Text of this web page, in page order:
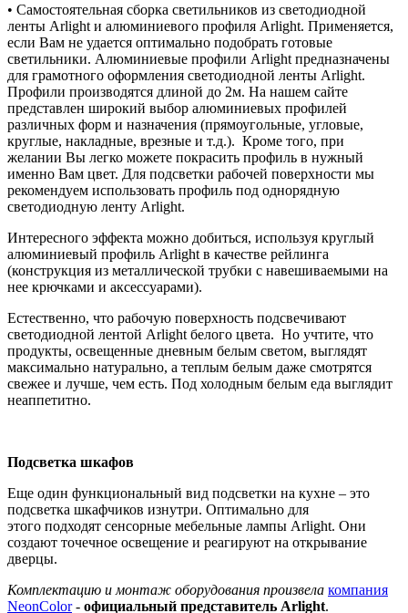
• Самостоятельная сборка светильников из светодиодной
ленты Arlight и алюминиевого профиля Arlight. Применяется,
если Вам не удается оптимально подобрать готовые
светильники. Алюминиевые профили Arlight предназначены
для грамотного оформления светодиодной ленты Arlight.
Профили производятся длиной до 2м. На нашем сайте
представлен широкий выбор алюминиевых профилей
различных форм и назначения (прямоугольные, угловые,
круглые, накладные, врезные и т.д.). Кроме того, при
желании Вы легко можете покрасить профиль в нужный
именно Вам цвет. Для подсветки рабочей поверхности мы
рекомендуем использовать профиль под однорядную
светодиодную ленту Arlight.
Интересного эффекта можно добиться, используя круглый
алюминиевый профиль Arlight в качестве рейлинга
(конструкция из металлической трубки с навешиваемыми на
нее крючками и аксессуарами).
Естественно, что рабочую поверхность подсвечивают
светодиодной лентой Arlight белого цвета. Но учтите, что
продукты, освещенные дневным белым светом, выглядят
максимально натурально, а теплым белым даже смотрятся
свежее и лучше, чем есть. Под холодным белым еда выглядит
неаппетитно.
Подсветка шкафов
Еще один функциональный вид подсветки на кухне – это
подсветка шкафчиков изнутри. Оптимально для
этого подходят сенсорные мебельные лампы Arlight. Они
создают точечное освещение и реагируют на открывание
дверцы.
Комплектацию и монтаж оборудования произвела компания
NeonColor- официальный представитель Arlight.